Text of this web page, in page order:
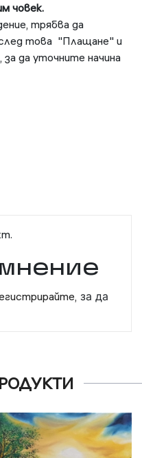
човек.
трябва да
това "Плащане" и
да уточните начина
за да